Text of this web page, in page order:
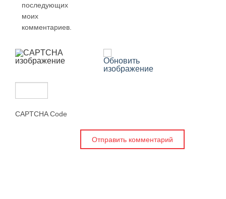
последующих
моих
комментариев.
CAPTCHA Code